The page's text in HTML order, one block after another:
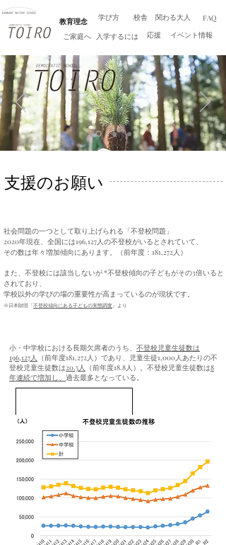
学び方
教育理念 校舎 関わる大人
FAQ
入学するには
応援
ご家庭へ イベント情報
​支援のお願い
社会問題の一つとして取り上げられる「不登校問題」
2020年現在、全国には196,127人の不登校がいるとされていて、
​その数は年々増加傾向にあります。（前年度：181,272人）
また、不登校には該当しないが *不登校傾向の子どもがその3倍いると
されており、
学校以外の学びの場の重要性が高まっているのが現状です。
※日本財団「不登校傾向にある子どもの実態調査 」より
小・中学校における長期欠席者のうち、 不登校児童生徒数は
196,127人 （前年度181,272人）であり、児童生徒1,000人あたりの不
登校児童生徒数は20.5人 （前年度18.8人）。不登校児童生徒数は8
年連続で増加し、 過去最多となっている。